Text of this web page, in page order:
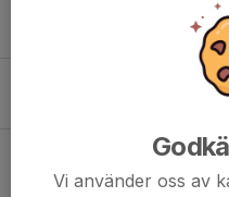
Inställt: Poolspel
0
9 jun, 11:23 0
Vi använder oss av